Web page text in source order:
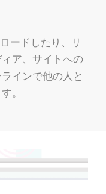
ードしたり、リ
ア、サイトへの
インで他の人と
。